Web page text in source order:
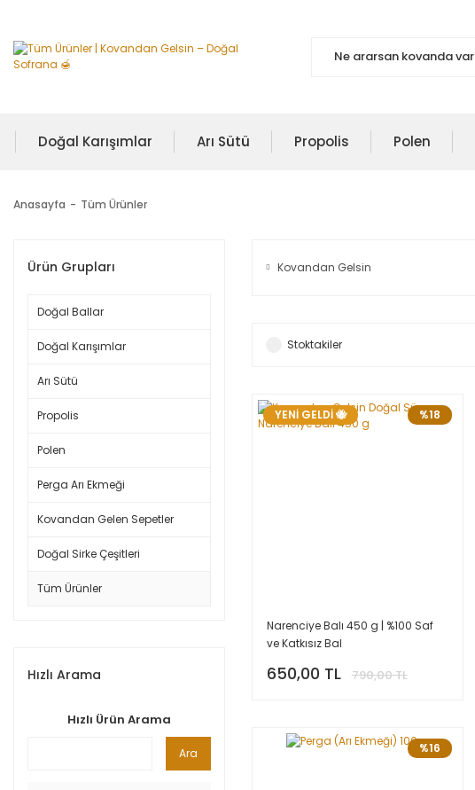
Doğal Karışımlar Arı Sütü Propolis Polen
Anasayfa Tüm Ürünler
Ürün Grupları
Doğal Ballar
Doğal Karışımlar
Arı Sütü
Propolis
Polen
Perga Arı Ekmeği
Kovandan Gelen Sepetler
Doğal Sirke Çeşitleri
Tüm Ürünler
Hızlı Arama
Hızlı Ürün Arama
Ara
Kovandan Gelsin
Stoktakiler
%18
YENİ GELDİ 🐝
Narenciye Balı 450 g | %100 Saf
ve Katkısız Bal
650,00 TL 790,00 TL
%16